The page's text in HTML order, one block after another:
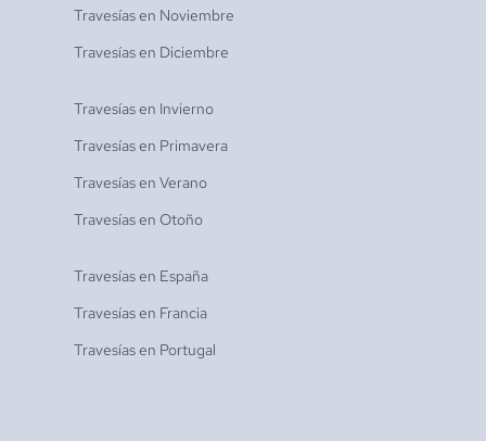
Travesías en Noviembre
Travesías en Diciembre
Travesías en Invierno
Travesías en Primavera
Travesías en Verano
Travesías en Otoño
Travesías en España
Travesías en Francia
Travesías en Portugal